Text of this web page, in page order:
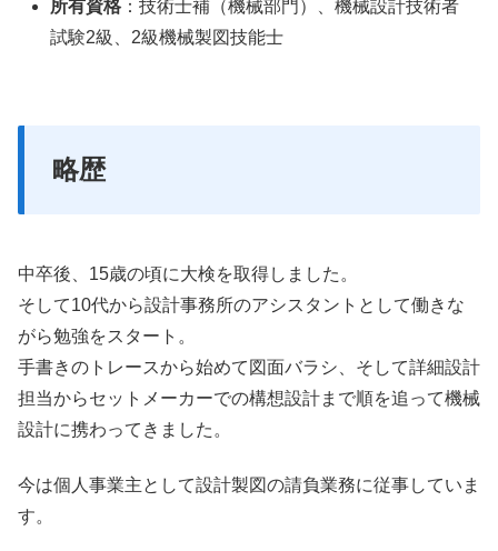
所有資格 ：技術士補（機械部門）、機械設計技術者
試験2級、2級機械製図技能士
略歴
中卒後、15歳の頃に大検を取得しました。
そして10代から設計事務所のアシスタントとして働きな
がら勉強をスタート。
手書きのトレースから始めて図面バラシ、そして詳細設計
担当からセットメーカーでの構想設計まで順を追って機械
設計に携わってきました。
今は個人事業主として設計製図の請負業務に従事していま
す。